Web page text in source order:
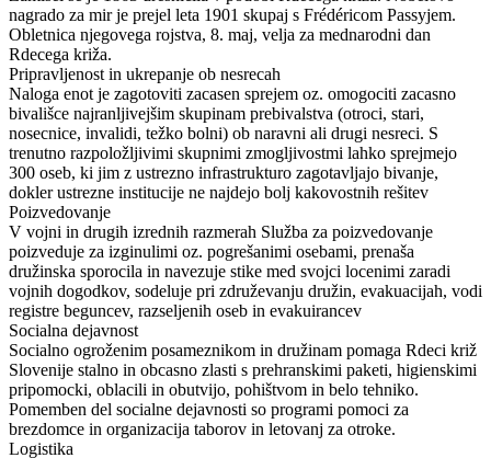
nagrado za mir je prejel leta 1901 skupaj s Frédéricom Passyjem.
Obletnica njegovega rojstva, 8. maj, velja za mednarodni dan
Rdecega križa.
Pripravljenost in ukrepanje ob nesrecah
Naloga enot je zagotoviti zacasen sprejem oz. omogociti zacasno
bivališce najranljivejšim skupinam prebivalstva (otroci, stari,
nosecnice, invalidi, težko bolni) ob naravni ali drugi nesreci. S
trenutno razpoložljivimi skupnimi zmogljivostmi lahko sprejmejo
300 oseb, ki jim z ustrezno infrastrukturo zagotavljajo bivanje,
dokler ustrezne institucije ne najdejo bolj kakovostnih rešitev
Poizvedovanje
V vojni in drugih izrednih razmerah Služba za poizvedovanje
poizveduje za izginulimi oz. pogrešanimi osebami, prenaša
družinska sporocila in navezuje stike med svojci locenimi zaradi
vojnih dogodkov, sodeluje pri združevanju družin, evakuacijah, vodi
registre beguncev, razseljenih oseb in evakuirancev
Socialna dejavnost
Socialno ogroženim posameznikom in družinam pomaga Rdeci križ
Slovenije stalno in obcasno zlasti s prehranskimi paketi, higienskimi
pripomocki, oblacili in obutvijo, pohištvom in belo tehniko.
Pomemben del socialne dejavnosti so programi pomoci za
brezdomce in organizacija taborov in letovanj za otroke.
Logistika